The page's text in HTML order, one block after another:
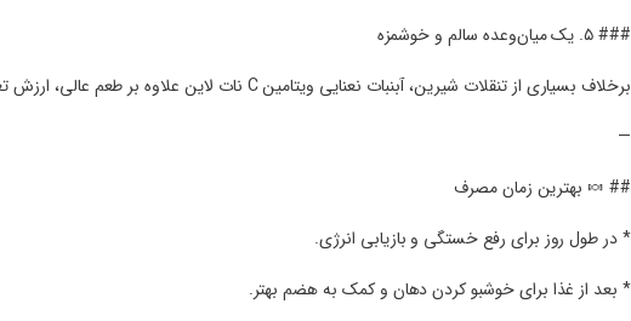
### ۵. یک میان‌وعده سالم و خوشمزه
برخلاف بسیاری از تنقلات شیرین، آبنبات نعنایی ویتامین C نات لاین علاوه بر طعم عالی، ارزش تغذیه‌ای نیز دارد.
—
## 🍬 بهترین زمان مصرف
* در طول روز برای رفع خستگی و بازیابی انرژی.
* بعد از غذا برای خوشبو کردن دهان و کمک به هضم بهتر.